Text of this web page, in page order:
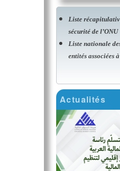
Liste
sécurité de l’ONU
Liste nationale
entités associées
Actualités